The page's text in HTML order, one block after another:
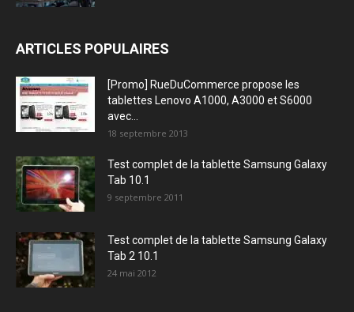
ARTICLES POPULAIRES
[Promo] RueDuCommerce propose les
tablettes Lenovo A1000, A3000 et S6000
avec...
18 septembre 2013
Test complet de la tablette Samsung Galaxy
Tab 10.1
9 septembre 2011
Test complet de la tablette Samsung Galaxy
Tab 2 10.1
24 mai 2012